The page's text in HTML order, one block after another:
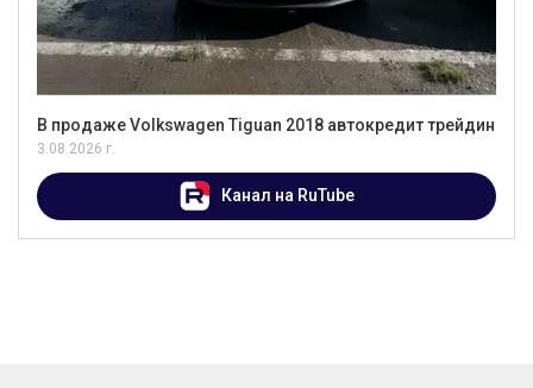
В продаже Volkswagen Tiguan 2018 автокредит трейдин
3.08.2026 г.
Канал на RuTube